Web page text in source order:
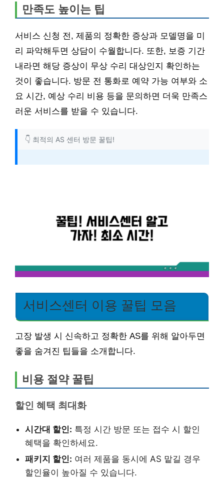
만족도 높이는 팁
서비스 신청 전, 제품의 정확한 증상과 모델명을 미
리 파악해두면 상담이 수월합니다. 또한, 보증 기간
내라면 해당 증상이 무상 수리 대상인지 확인하는
것이 좋습니다. 방문 전 통화로 예약 가능 여부와 소
요 시간, 예상 수리 비용 등을 문의하면 더욱 만족스
러운 서비스를 받을 수 있습니다.
👇 최적의 AS 센터 방문 꿀팁!
서비스센터 이용 꿀팁 모음
고장 발생 시 신속하고 정확한 AS를 위해 알아두면
좋을 숨겨진 팁들을 소개합니다.
비용 절약 꿀팁
할인 혜택 최대화
시간대 할인: 특정 시간 방문 또는 접수 시 할인
혜택을 확인하세요.
패키지 할인: 여러 제품을 동시에 AS 맡길 경우
할인율이 높아질 수 있습니다.